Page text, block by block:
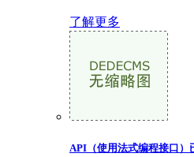
了解更多
API（使用法式编程接口）